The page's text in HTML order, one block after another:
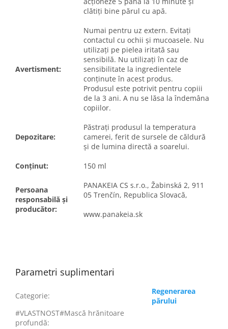
clătiți bine părul cu apă.
Avertisment:
Numai pentru uz extern. Evitați
contactul cu ochii și mucoasele. Nu
utilizați pe pielea iritată sau
sensibilă. Nu utilizați în caz de
sensibilitate la ingredientele
conținute în acest produs.
Produsul este potrivit pentru copiii
de la 3 ani. A nu se lăsa la îndemâna
copiilor.
Depozitare:
Păstrați produsul la temperatura
camerei, ferit de sursele de căldură
și de lumina directă a soarelui.
Conținut:
150 ml
Persoana
responsabilă și
producător:
PANAKEIA CS s.r.o., Žabinská 2, 911
05 Trenčín, Republica Slovacă,
www.panakeia.sk
Parametri suplimentari
Categorie:
Regenerarea
părului
#VLASTNOST#Mască hrănitoare
profundă: